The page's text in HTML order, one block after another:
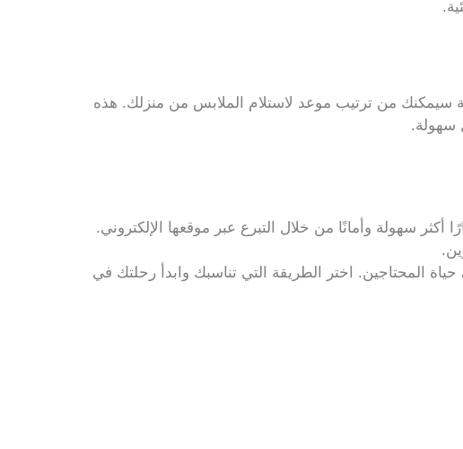
سيمكنك من ترتيب موعد لاستلام الملابس من منزلك. هذه
سهولة.
أكثر سهولة وأمانًا من خلال التبرع عبر موقعها الإلكتروني.
المحتاجين. اختر الطريقة التي تناسبك وابدأ رحلتك في